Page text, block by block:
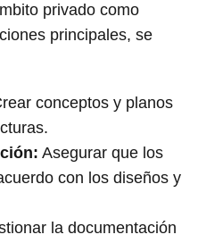
privado como
principales, se
conceptos y planos
: Asegurar que los
con los diseños y
la documentación